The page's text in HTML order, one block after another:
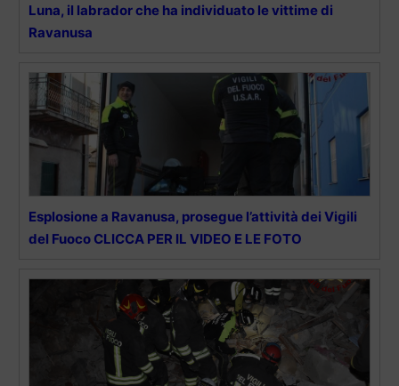
Luna, il labrador che ha individuato le vittime di
Ravanusa
Esplosione a Ravanusa, prosegue l’attività dei Vigili
del Fuoco CLICCA PER IL VIDEO E LE FOTO